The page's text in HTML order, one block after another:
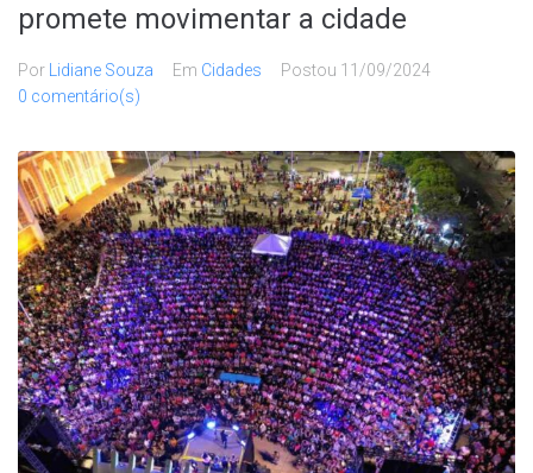
promete movimentar a cidade
Por Lidiane Souza Em Cidades Postou 11/09/2024
0 comentário(s)